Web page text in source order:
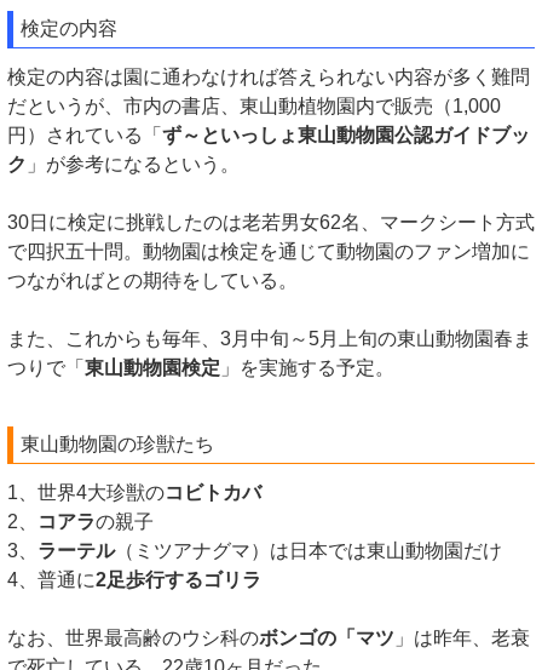
検定の内容
検定の内容は園に通わなければ答えられない内容が多く難問
だというが、市内の書店、東山動植物園内で販売（1,000
円）されている「 ず～といっしょ東山動物園公認ガイドブッ
ク 」が参考になるという。
30日に検定に挑戦したのは老若男女62名、マークシート方式
で四択五十問。動物園は検定を通じて動物園のファン増加に
つながればとの期待をしている。
また、これからも毎年、3月中旬～5月上旬の東山動物園春ま
つりで「 東山動物園検定 」を実施する予定。
東山動物園の珍獣たち
1、世界4大珍獣のコビトカバ
2、
コアラの親子
3、 ラーテル（ミツアナグマ）は日本では東山動物園だけ
4、普通に2足歩行するゴリラ
なお、世界最高齢のウシ科のボンゴの「マツ 」は昨年、老衰